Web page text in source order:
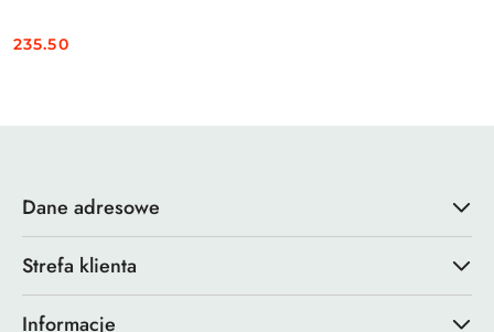
Cena:
235.50
Dane adresowe
Strefa klienta
Informacje